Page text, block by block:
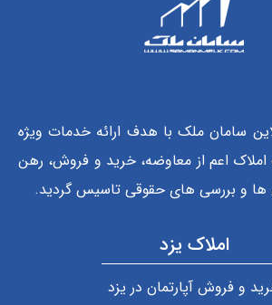
سامان ملک با هدف ارائه خدمات ویژه
املاک اعم از معاوضه، خرید و فروش، رهن
ها و بررسی های حقوقی تاسیس گردید.
املاک یزد
و فروش آپارتمان در یزد